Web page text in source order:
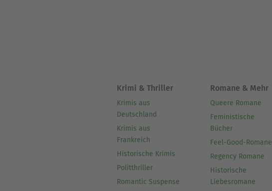
Krimi & Thriller
Krimis aus
Deutschland
Krimis aus
Frankreich
Historische Krimis
Politthriller
Romantic Suspense
Romane & Mehr
Queere Romane
Feministische
Bücher
Feel-Good-Romane
Regency Romane
Historische
Liebesromane